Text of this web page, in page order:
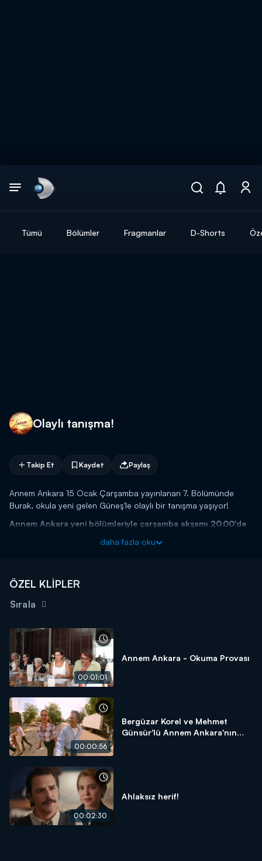
Tümü Bölümler Fragmanlar D-Shorts
Olaylı tanışma!
Takip Et Kaydet Paylaş
Annem Ankara 15 Ocak Çarşamba yayınlanan 7. Bölümünde
Burak, okula yeni gelen Güneş'le olaylı bir tanışma yaşıyor!
Annem Ankara yeni bölümleriyle çarşamba akşamı 20.00'de
daha fazla oku
ÖZEL KLİPLER
Sırala
00:01:01
Annem Ankara - Okuma Provası
00:00:56
Bergüzar Korel ve Mehmet
Günsür'lü Annem Ankara'nın
00:02:30
Ahlaksız herif!